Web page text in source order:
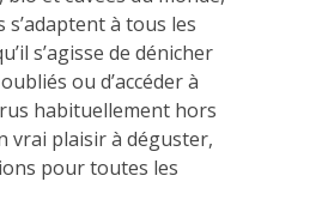
s’adaptent à tous les
s’agisse de dénicher
ou d’accéder à
habituellement hors
vrai plaisir à déguster,
pour toutes les